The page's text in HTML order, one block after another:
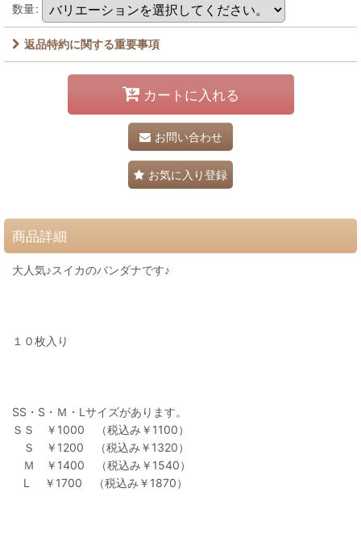
数量:
返品特約に関する重要事項
カートに入れる
お問い合わせ
お気に入り登録
商品詳細
大人気♪スイカのバンダナです♪
１０枚入り
SS・S・Ｍ・Lサイズがあります。
ＳＳ ￥1000 （税込み￥1100）
Ｓ ￥1200 （税込み￥1320）
Ｍ ￥1400 （税込み￥1540）
L ￥1700 （税込み￥1870）